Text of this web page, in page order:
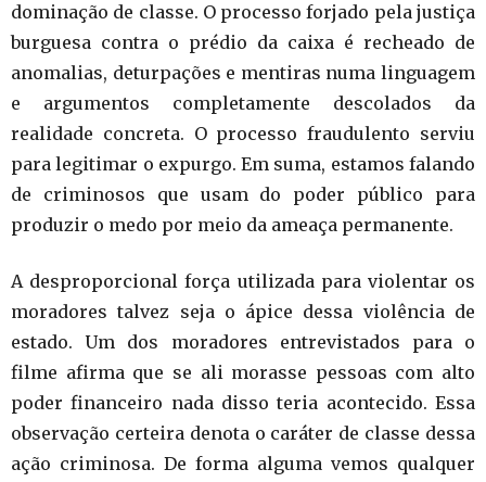
dominação de classe. O processo forjado pela justiça
burguesa contra o prédio da caixa é recheado de
anomalias, deturpações e mentiras numa linguagem
e argumentos completamente descolados da
realidade concreta. O processo fraudulento serviu
para legitimar o expurgo. Em suma, estamos falando
de criminosos que usam do poder público para
produzir o medo por meio da ameaça permanente.
A desproporcional força utilizada para violentar os
moradores talvez seja o ápice dessa violência de
estado. Um dos moradores entrevistados para o
filme afirma que se ali morasse pessoas com alto
poder financeiro nada disso teria acontecido. Essa
observação certeira denota o caráter de classe dessa
ação criminosa. De forma alguma vemos qualquer